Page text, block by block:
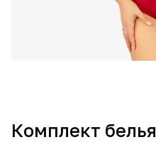
Комплект белья